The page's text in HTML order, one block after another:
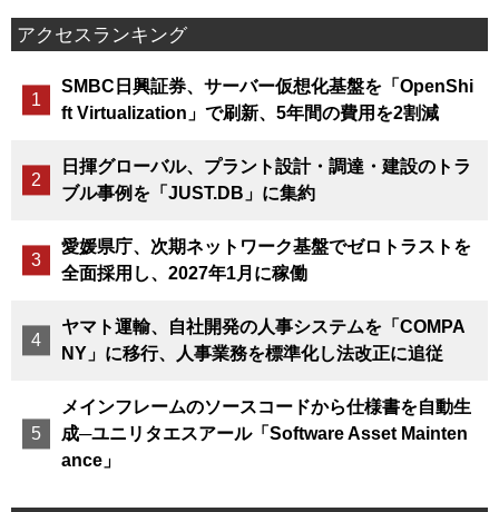
アクセスランキング
SMBC日興証券、サーバー仮想化基盤を「OpenShi
ft Virtualization」で刷新、5年間の費用を2割減
日揮グローバル、プラント設計・調達・建設のトラ
ブル事例を「JUST.DB」に集約
愛媛県庁、次期ネットワーク基盤でゼロトラストを
全面採用し、2027年1月に稼働
ヤマト運輸、自社開発の人事システムを「COMPA
NY」に移行、人事業務を標準化し法改正に追従
メインフレームのソースコードから仕様書を自動生
成─ユニリタエスアール「Software Asset Mainten
ance」